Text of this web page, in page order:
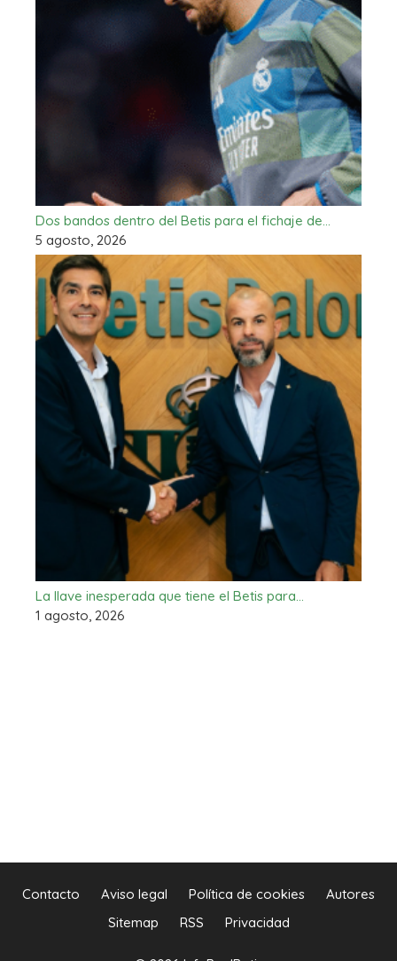
Dos bandos dentro del Betis para el fichaje de…
5 agosto, 2026
La llave inesperada que tiene el Betis para…
1 agosto, 2026
Contacto Aviso legal Política de cookies
Autores
Sitemap
RSS Privacidad